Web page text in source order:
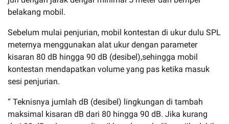
belakang mobil.
Sebelum mulai penjurian, mobil kontestan di ukur dulu SPL
meternya menggunakan alat ukur dengan parameter
kisaran 80 dB hingga 90 dB (desibel),sehingga mobil
kontestan mendapatkan volume yang pas ketika masuk
sesi penjurian.
“ Teknisnya jumlah dB (desibel) lingkungan di tambah
maksimal kisaran dB dari 80 hingga 90 dB. Jika kurang